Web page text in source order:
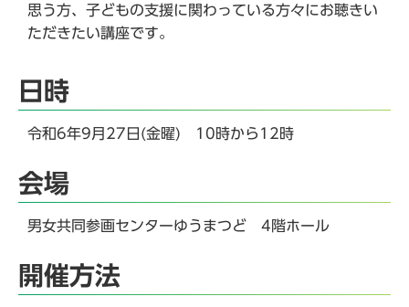
思う方、子どもの支援に関わっている方々にお聴きい
ただきたい講座です。
日時
令和6年9月27日(金曜) 10時から12時
会場
男女共同参画センターゆうまつど 4階ホール
開催方法